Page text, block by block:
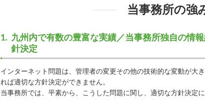
当事務所の強
九州内で有数の豊富な実績／当事務所独自の情
針決定
インターネット問題は、管理者の変更その他の技術的な変動が大
れば適切な方針決定ができません。
当事務所では、平素から、こうした問題に関し、適切な方針決定